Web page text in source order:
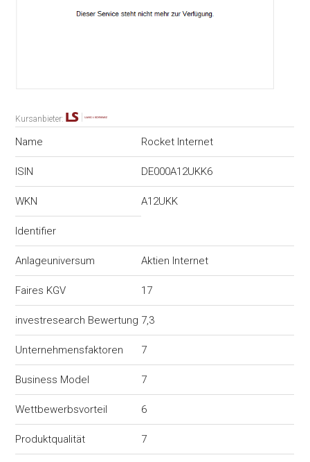
Kursanbieter:
Name Rocket Internet
ISIN DE000A12UKK6
WKN A12UKK
Identifier
Anlageuniversum Aktien Internet
Faires KGV 17
investresearch Bewertung 7,3
Unternehmensfaktoren 7
Business Model 7
Wettbewerbsvorteil 6
Produktqualität 7